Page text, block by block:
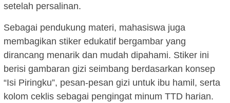
setelah persalinan.
Sebagai pendukung materi, mahasiswa juga
membagikan stiker edukatif bergambar yang
dirancang menarik dan mudah dipahami. Stiker ini
berisi gambaran gizi seimbang berdasarkan konsep
“Isi Piringku”, pesan-pesan gizi untuk ibu hamil, serta
kolom ceklis sebagai pengingat minum TTD harian.